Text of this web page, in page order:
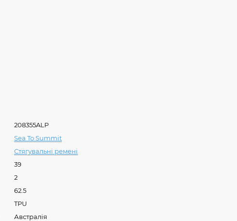
208355ALP
Sea To Summit
Стягувальні ремені
39
2
62.5
TPU
Австралія